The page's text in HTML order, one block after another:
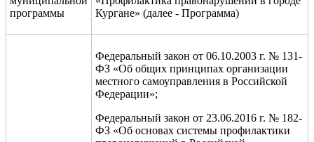
программы
Кургане» (далее - Программа)
Федеральный закон от 06.10.2003 г. № 131-
ФЗ «Об общих принципах организации
местного самоуправления в Российской
Федерации»;
Федеральный закон от 23.06.2016 г. № 182-
ФЗ «Об основах системы профилактики